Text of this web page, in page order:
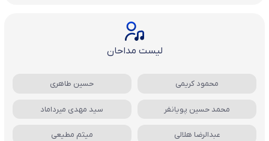
لیست مداحان
محمود کریمی حسین طاهری
محمد حسین پویانفر سید مهدی میرداماد
عبدالرضا هلالی میثم مطیعی